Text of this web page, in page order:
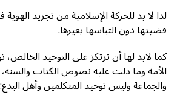
لذا لا بد للحركة الإسلامية من تجريد
قضيتها دون التباسها بغيرها.
كما لابد لها أن ترتكز على التوحيد
الأمة وما دلت عليه نصوص الكتاب
والجماعة وليس توحيد المتكلمين وأهل البدع: